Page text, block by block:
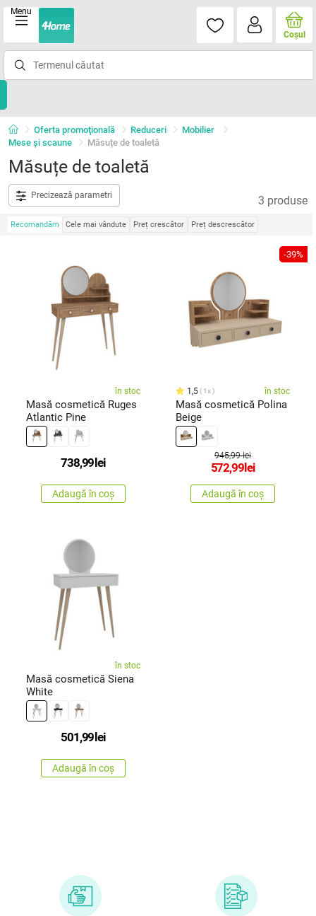
Menu
Coşul
Oferta promoţională Reduceri
Mobilier
Mese şi scaune
Măsuțe de toaletă
Măsuțe de toaletă
Precizează parametri 3 produse
Recomandăm Cele mai vândute Preț crescător Preț descrescător
în stoc
Masă cosmetică Ruges
Atlantic Pine
738,99 lei
Adaugă în coș
-39%
1,5 1x în stoc
Masă cosmetică Polina
Beige
945,99 lei
572,99 lei
Adaugă în coș
în stoc
Masă cosmetică Siena
White
501,99 lei
Adaugă în coș